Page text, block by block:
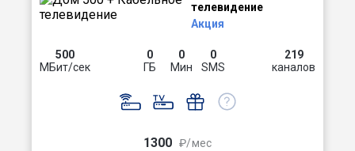
телевидение
Акция
500
МБит/сек
0
ГБ
0
Мин
0
SMS
219
каналов
1300 ₽/мес